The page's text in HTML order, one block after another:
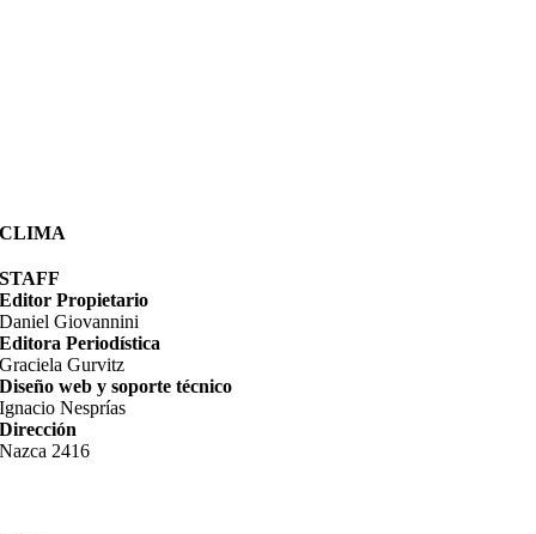
CLIMA
STAFF
Editor Propietario
Daniel Giovannini
Editora Periodística
Graciela Gurvitz
Diseño web y soporte técnico
Ignacio Nesprías
Dirección
Nazca 2416